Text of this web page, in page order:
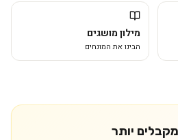
מילון מושגים
הבינו את המונחים
יותר